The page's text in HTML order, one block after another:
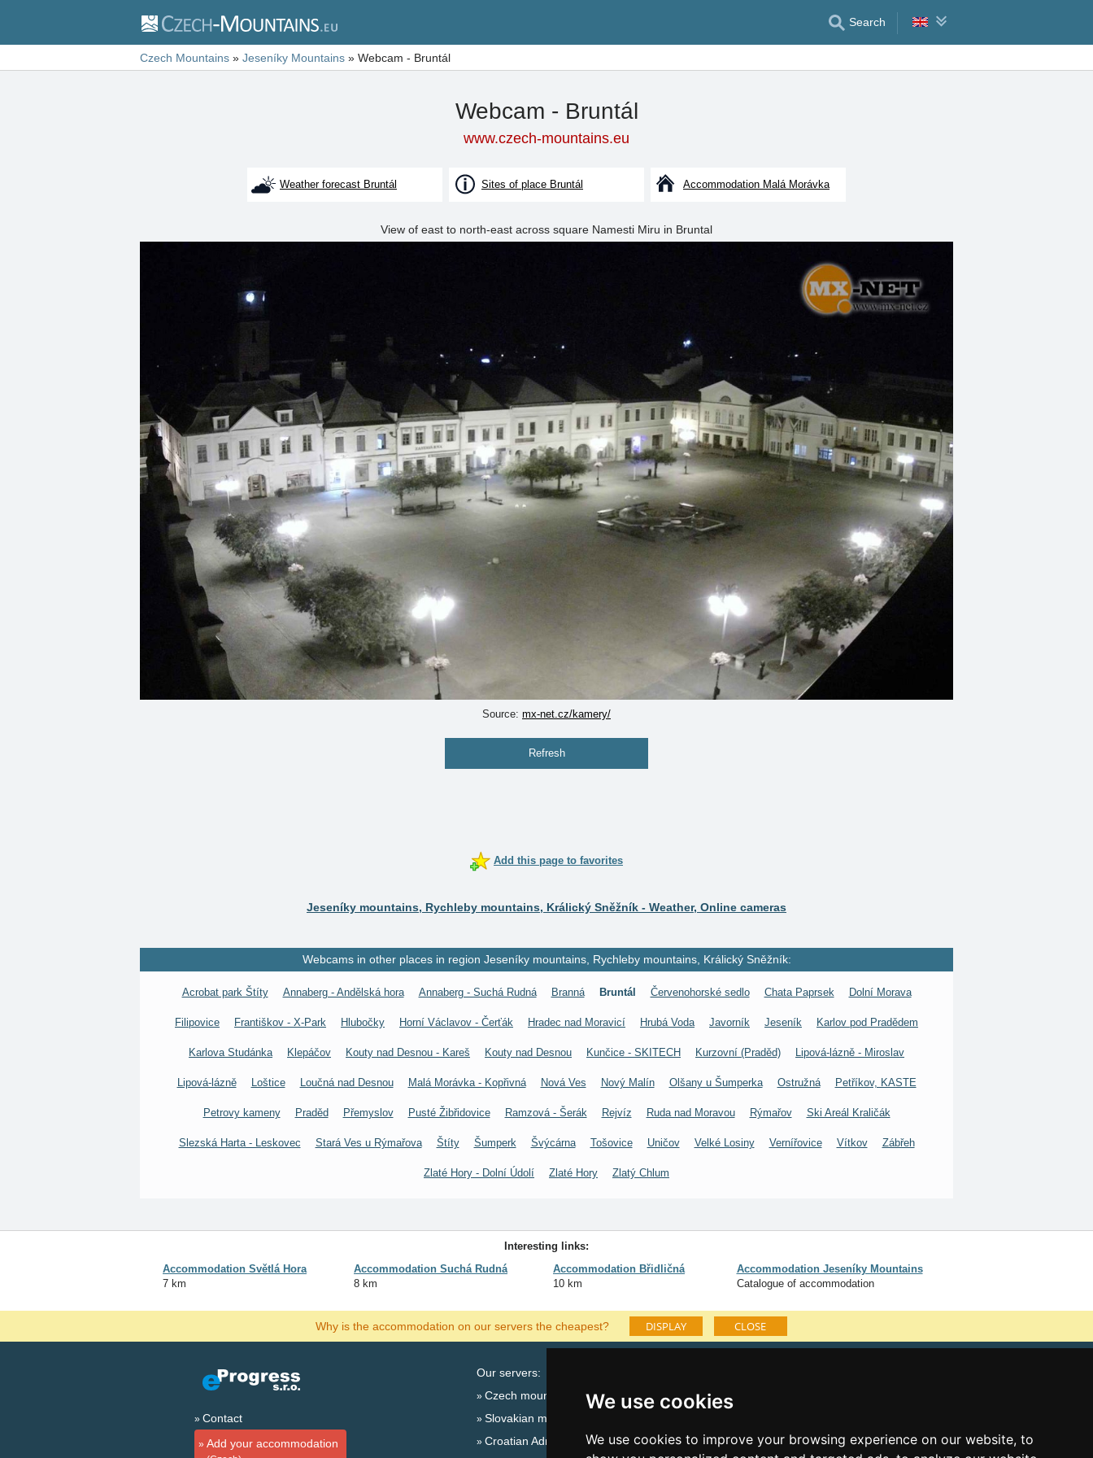
We use cookies
We use cookies to improve your browsing experience on our website, to
Search
Czech Mountains » Jeseníky Mountains » Webcam - Bruntál
Webcam - Bruntál
www.czech-mountains.eu
Weather forecast Bruntál Sites of place Bruntál Accommodation Malá Morávka
View of east to north-east across square Namesti Miru in Bruntal
Source: mx-net.cz/kamery/
Refresh
Add this page to favorites
Jeseníky mountains, Rychleby mountains, Králický Sněžník - Weather, Online cameras
Webcams in other places in region Jeseníky mountains, Rychleby mountains, Králický Sněžník:
Acrobat park Štíty Annaberg - Andělská hora Annaberg - Suchá Rudná Branná Bruntál Červenohorské sedlo Chata Paprsek Dolní Morava
Filipovice Františkov - X-Park Hlubočky Horní Václavov - Čerťák Hradec nad Moravicí Hrubá Voda Javorník Jeseník Karlov pod Pradědem
Karlova Studánka Klepáčov Kouty nad Desnou - Kareš Kouty nad Desnou Kunčice - SKITECH Kurzovní (Praděd) Lipová-lázně - Miroslav
Lipová-lázně Loštice Loučná nad Desnou Malá Morávka - Kopřivná Nová Ves Nový Malín Olšany u Šumperka Ostružná Petříkov, KASTE
Petrovy kameny Praděd Přemyslov Pusté Žibřidovice Ramzová - Šerák Rejvíz Ruda nad Moravou Rýmařov Ski Areál Kraličák
Slezská Harta - Leskovec Stará Ves u Rýmařova Štíty Šumperk Švýcárna Tošovice Uničov Velké Losiny Vernířovice Vítkov Zábřeh
Zlaté Hory - Dolní Údolí Zlaté Hory Zlatý Chlum
Interesting links:
Accommodation Světlá Hora
7 km
Accommodation Suchá Rudná
8 km
Accommodation Břidličná
10 km
Accommodation Jeseníky Mountains
Catalogue of accommodation
Why is the accommodation on our servers the cheapest? DISPLAY CLOSE
Contact
Add your accommodation
Our servers:
Czech mountains
Slovakian mountains
Croatian Adriatic
Lastminute Jeseníky Mountains
New year's eve Jeseníky Mountains